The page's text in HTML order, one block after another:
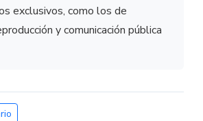
exclusivos, como los de
y comunicación pública